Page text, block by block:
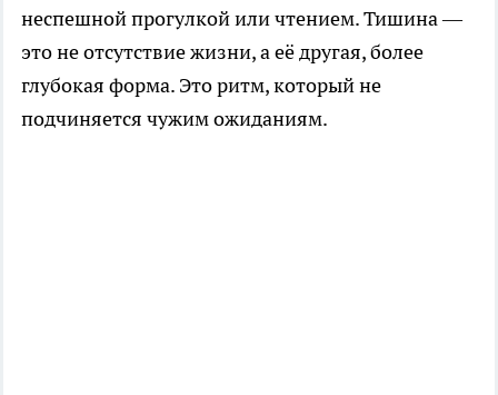
неспешной прогулкой или чтением. Тишина —
это не отсутствие жизни, а её другая, более
глубокая форма. Это ритм, который не
подчиняется чужим ожиданиям.